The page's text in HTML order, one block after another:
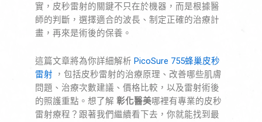
實，皮秒雷射的關鍵不只在於機器，而是根據醫
師的判斷，選擇適合的波長、制定正確的治療計
畫，再來是術後的保養。
這篇文章將為你詳細解析 PicoSure 755蜂巢皮秒
雷射
，包括皮秒雷射的治療原理、改善哪些肌膚
問題、治療次數建議、價格比較，以及雷射術後
的照護重點。想了解 彰化醫美哪裡有專業的皮秒
雷射療程？跟著我們繼續看下去，你就能找到最